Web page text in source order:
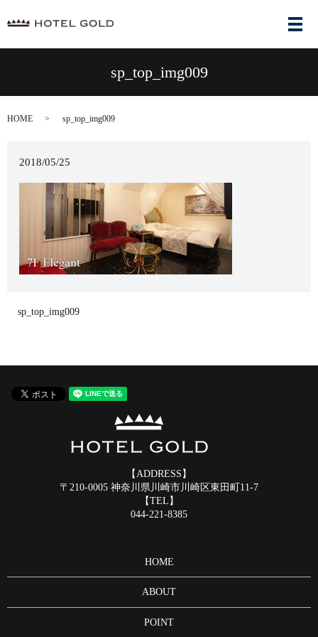
メ
sp_top_img009
HOME sp_top_img009
2018/05/25
sp_top_img009
【ADDRESS】
〒210-0005 神奈川県川崎市川崎区東田町11-7
【TEL】
044-221-8385
HOME
ABOUT
POINT